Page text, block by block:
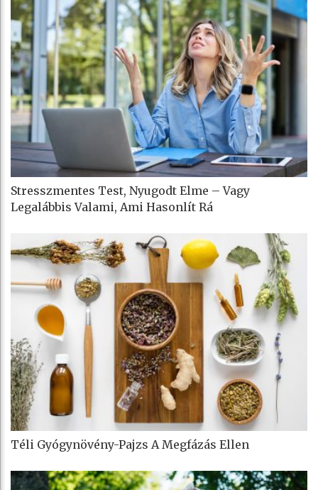
Stresszmentes Test, Nyugodt Elme – Vagy
Legalábbis Valami, Ami Hasonlít Rá
Téli Gyógynövény-Pajzs A Megfázás Ellen